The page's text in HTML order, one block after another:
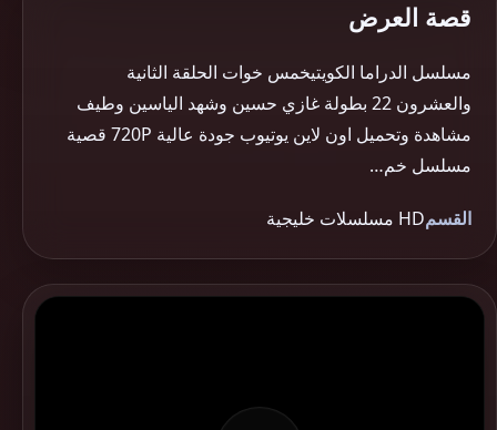
قصة العرض
مسلسل الدراما الكويتيخمس خوات الحلقة الثانية
والعشرون 22 بطولة غازي حسين وشهد الياسين وطيف
مشاهدة وتحميل اون لاين يوتيوب جودة عالية 720P قصية
مسلسل خم…
القسمHD مسلسلات خليجية